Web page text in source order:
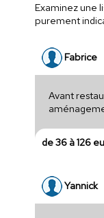
Examinez une
purement
Fabrice
Avant
de 36 à 126
Yannick